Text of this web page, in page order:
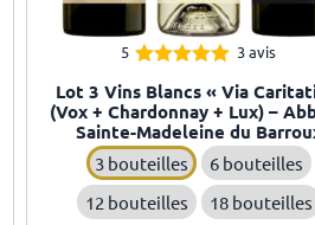
5
Note
sur 5
3 avis
Lot 3 Vins Blancs « Via
(Vox + Chardonnay + Lux) –
Sainte-Madeleine du
3 bouteilles
6 bouteilles
12 bouteilles
18 bouteilles